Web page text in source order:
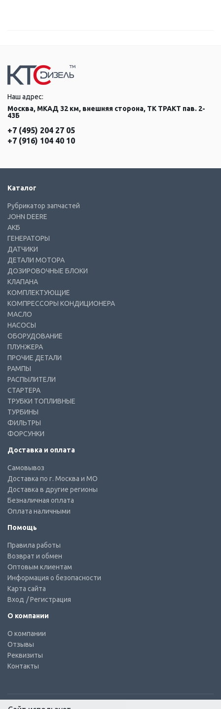
Наш адрес:
Москва, МКАД 32 км, внешняя сторона, ТК ТРАКТ пав. 2-
43Б
+7 (495) 204 27 05
+7 (916) 104 40 10
Каталог
Рубрикатор запчастей
JOHN DEERE
АКБ
ГЕНЕРАТОРЫ
ДАТЧИКИ
ДЕТАЛИ МОТОРА
ДОЗИРОВОЧНЫЕ БЛОКИ
КЛАПАНА
КОМПЛЕКТУЮЩИЕ
КОМПРЕССОРЫ КОНДИЦИОНЕРА
МАСЛО
НАСОСЫ
ОБОРУДОВАНИЕ
ПЛУНЖЕРА
ПРОЧИЕ ДЕТАЛИ
РАМПЫ
РАСПЫЛИТЕЛИ
СТАРТЕРА
ТРУБКИ ТОПЛИВНЫЕ
ТУРБИНЫ
ФИЛЬТРЫ
ФОРСУНКИ
Доставка и оплата
Самовывоз
Доставка по г. Москва и МО
Доставка в другие регионы
Безналичная оплата
Оплата наличными
Помощь
Правила работы
Возврат и обмен
Оптовым клиентам
Информация о безопасности
Карта сайта
Вход / Регистрация
О компании
О компании
Отзывы
Реквизиты
Контакты